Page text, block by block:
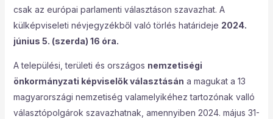
csak az európai parlamenti választáson szavazhat. A
külképviseleti névjegyzékből való törlés határideje 2024.
június 5. (szerda) 16 óra.
A települési, területi és országos nemzetiségi
önkormányzati képviselők választásán a magukat a 13
magyarországi nemzetiség valamelyikéhez tartozónak valló
választópolgárok szavazhatnak, amennyiben 2024. május 31-